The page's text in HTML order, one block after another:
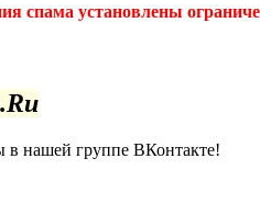
спама установлены
в нашей группе ВКонтакте!